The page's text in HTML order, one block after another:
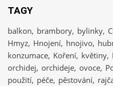
TAGY
balkon brambory bylinky
Hmyz Hnojení hnojivo
konzumace Koření květiny
orchidej orchideje ovoce
použití péče pěstování